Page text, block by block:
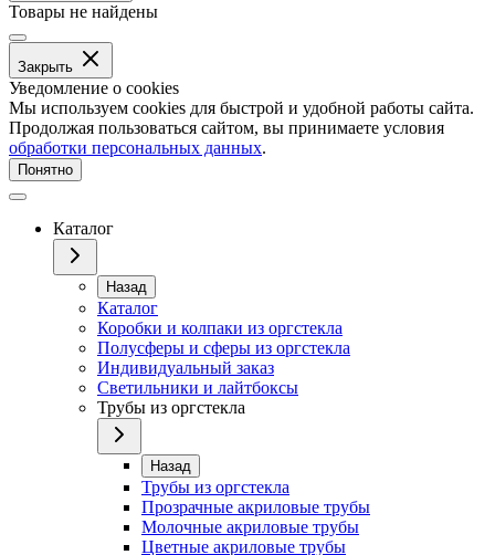
Товары не найдены
Закрыть
Уведомление о cookies
Мы используем cookies для быстрой и удобной работы сайта.
Продолжая пользоваться сайтом, вы принимаете условия
обработки персональных данных.
Понятно
Каталог
Назад
Каталог
Коробки и колпаки из оргстекла
Полусферы и сферы из оргстекла
Индивидуальный заказ
Светильники и лайтбоксы
Трубы из оргстекла
Назад
Трубы из оргстекла
Прозрачные акриловые трубы
Молочные акриловые трубы
Цветные акриловые трубы